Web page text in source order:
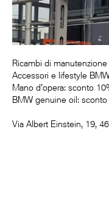
Ricambi di
Accessori e lifestyle
Mano d'opera: sconto
BMW genuine oil:
Via Albert Einstein, 19,